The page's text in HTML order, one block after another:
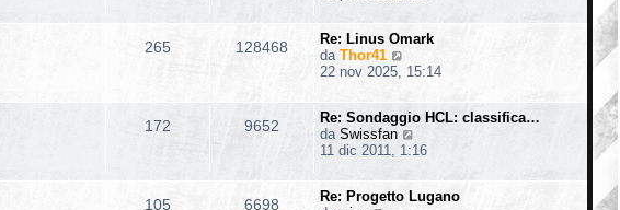
os
g
o
i
u
l
t
m
o
m
e
s
a
265 128468
Re: Linus Omark
da Thor41
e
i
u
l
t
m
o
22 nov 2025, 15:14
172 9652
Re: Sondaggio HCL: classifica…
da Swissfan
e
i
u
11 dic 2011, 1:16
105 6698
Re: Progetto Lugano